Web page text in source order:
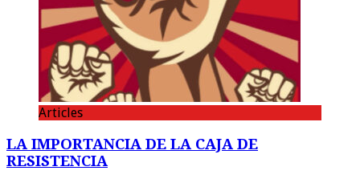
Articles
LA IMPORTANCIA DE LA CAJA DE
RESISTENCIA